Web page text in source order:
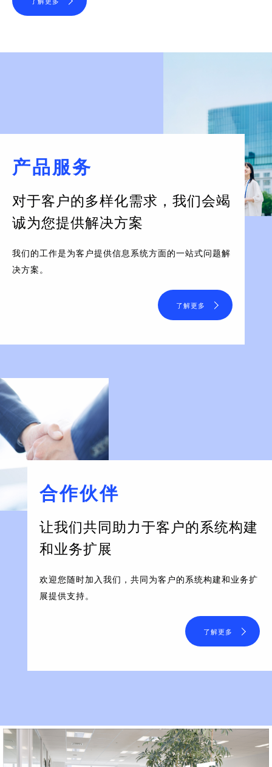
产品服务
对于客户的多样化需求， 我们会竭
诚为您提供解决方案
我们的工作是为客户提供信息系统方面的一站式问题解
决方案。
了解更多
合作伙伴
让我们共同助力于客户的系统构建
和业务扩展
欢迎您随时加入我们，共同为客户的系统构建和业务扩
展提供支持。
了解更多